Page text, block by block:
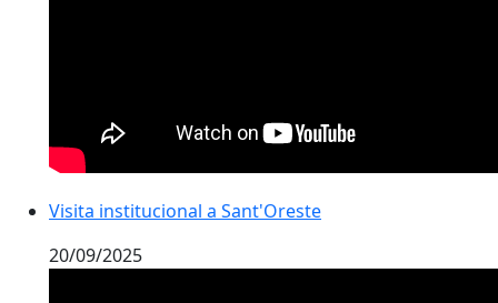
Visita institucional a Sant'Oreste
20/09/2025